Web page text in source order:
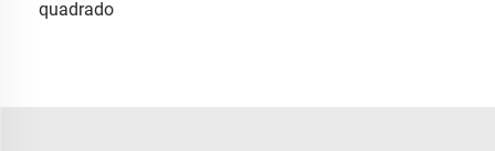
quadrado